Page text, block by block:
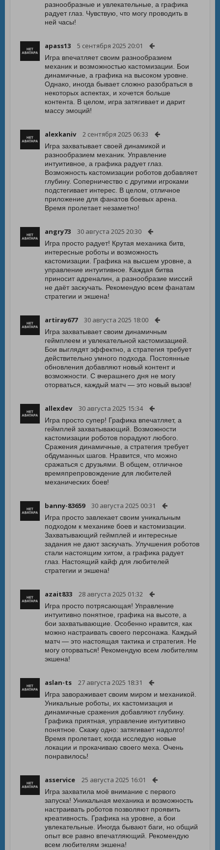
разнообразные и увлекательные, а графика
радует глаз. Чувствую, что могу проводить в
ней часы!
apass13 5 сентября 2025 20:01
Игра впечатляет своим разнообразием
механик и возможностью кастомизации. Бои
динамичные, а графика на высоком уровне.
Однако, иногда бывает сложно разобраться в
некоторых аспектах, и хочется больше
контента. В целом, игра затягивает и дарит
массу эмоций!
alexkaniv 2 сентября 2025 06:33
Игра захватывает своей динамикой и
разнообразием механик. Управление
интуитивное, а графика радует глаз.
Возможность кастомизации роботов добавляет
глубину. Соперничество с другими игроками
подстегивает интерес. В целом, отличное
приложение для фанатов боевых арена.
Время пролетает незаметно!
angry73 30 августа 2025 20:30
Игра просто радует! Крутая механика битв,
интересные роботы и возможность
кастомизации. Графика на высшем уровне, а
управление интуитивное. Каждая битва
приносит адреналин, а разнообразие миссий
не даёт заскучать. Рекомендую всем фанатам
стратегии и экшена!
artiray677 30 августа 2025 18:00
Игра захватывает своим динамичным
геймплеем и увлекательной кастомизацией.
Бои выглядят эффектно, а стратегия требует
действительно умного подхода. Постоянные
обновления добавляют новый контент и
возможности. С вчерашнего дня не могу
оторваться, каждый матч — это новый вызов!
allexdev 30 августа 2025 15:34
Игра просто супер! Графика впечатляет, а
геймплей захватывающий. Возможности
кастомизации роботов порадуют любого.
Сражения динамичные, а стратегия требует
обдуманных шагов. Нравится, что можно
сражаться с друзьями. В общем, отличное
времяпрепровождение для любителей
механических боев!
banny-83659 30 августа 2025 00:31
Игра просто завлекает своим уникальным
подходом к механике боев и кастомизации.
Захватывающий геймплей и интересные
задания не дают заскучать. Улучшения роботов
стали настоящим хитом, а графика радует
глаз. Настоящий кайф для любителей
стратегии и экшена!
azait833 28 августа 2025 01:32
Игра просто потрясающая! Управление
интуитивно понятное, графика на высоте, а
бои захватывающие. Особенно нравится, как
можно настраивать своего персонажа. Каждый
матч — это настоящая тактика и стратегия. Не
могу оторваться! Рекомендую всем любителям
экшена!
aslan-ts 27 августа 2025 18:31
Игра завораживает своим миром и механикой.
Уникальные роботы, их кастомизация и
динамичные сражения добавляют глубину.
Графика приятная, управление интуитивно
понятное. Скажу одно: затягивает надолго!
Время пролетает, когда исследую новые
локации и прокачиваю своего меха. Очень
понравилось!
asservice 25 августа 2025 16:01
Игра захватила моё внимание с первого
запуска! Уникальная механика и возможность
настраивать роботов позволяют проявить
креативность. Графика на уровне, а бои
увлекательные. Иногда бывают баги, но общий
опыт все равно впечатляющий. Рекомендую
всем любителям экшена!